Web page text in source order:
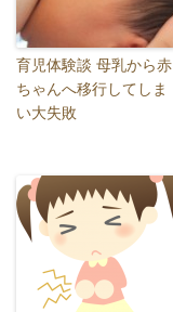
育児体験談 母乳から赤
ちゃんへ移行してしま
い大失敗